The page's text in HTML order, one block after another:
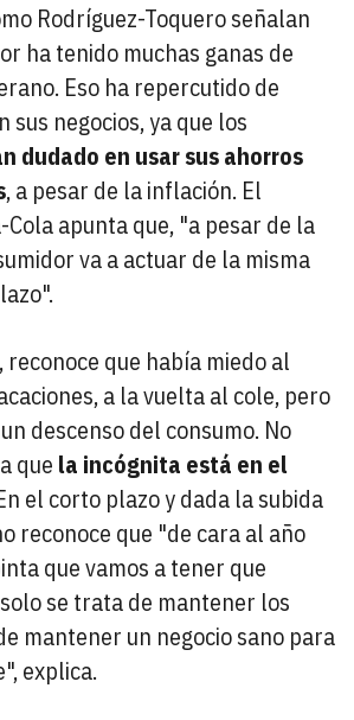
Rodríguez-Toquero señalan
ha tenido muchas ganas de
Eso ha repercutido de
sus negocios, ya que los
dudado en usar sus ahorros
, a pesar de la inflación. El
apunta que, "a pesar de la
va a actuar de la misma
reconoce que había miedo al
a la vuelta al cole, pero
descenso del consumo. No
que la incógnita está en el
el corto plazo y dada la subida
reconoce que "de cara al año
que vamos a tener que
se trata de mantener los
mantener un negocio sano para
explica.